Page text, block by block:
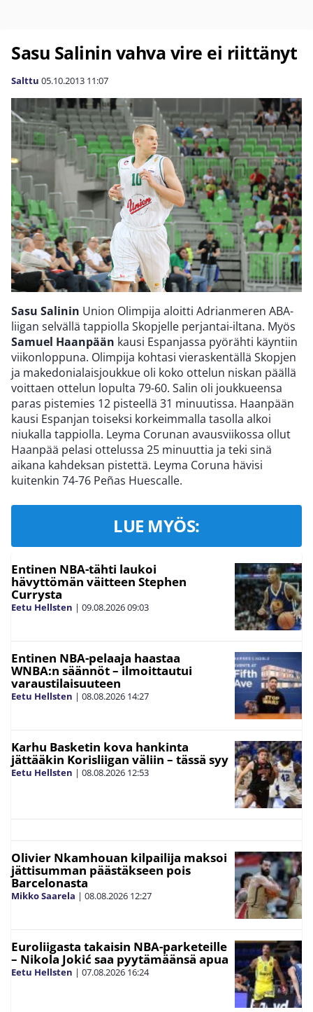
Sasu Salinin vahva vire ei riittänyt
Salttu 05.10.2013 11:07
Sasu Salinin Union Olimpija aloitti Adrianmeren ABA-
liigan selvällä tappiolla Skopjelle perjantai-iltana. Myös
Samuel Haanpään kausi Espanjassa pyörähti käyntiin
viikonloppuna. Olimpija kohtasi vieraskentällä Skopjen
ja makedonialaisjoukkue oli koko ottelun niskan päällä
voittaen ottelun lopulta 79-60. Salin oli joukkueensa
paras pistemies 12 pisteellä 31 minuutissa. Haanpään
kausi Espanjan toiseksi korkeimmalla tasolla alkoi
niukalla tappiolla. Leyma Corunan avausviikossa ollut
Haanpää pelasi ottelussa 25 minuuttia ja teki sinä
aikana kahdeksan pistettä. Leyma Coruna hävisi
kuitenkin 74-76 Peñas Huescalle.
LUE MYÖS:
Entinen NBA-tähti laukoi
hävyttömän väitteen Stephen
Currysta
Eetu Hellsten | 09.08.202609:03
Entinen NBA-pelaaja haastaa
WNBA:n säännöt – ilmoittautui
varaustilaisuuteen
Eetu Hellsten | 08.08.2026 14:27
Karhu Basketin kova hankinta
jättääkin Korisliigan väliin – tässä syy
Eetu Hellsten | 08.08.2026 12:53
Olivier Nkamhouan kilpailija maksoi
jättisumman päästäkseen pois
Barcelonasta
Mikko Saarela | 08.08.2026 12:27
Euroliigasta takaisin NBA-parketeille
– Nikola Jokić saa pyytämäänsä apua
Eetu Hellsten | 07.08.2026 16:24